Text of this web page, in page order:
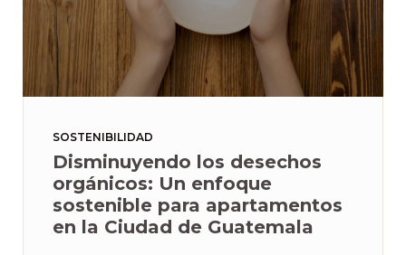
SOSTENIBILIDAD
Disminuyendo los desechos
orgánicos: Un enfoque
sostenible para apartamentos
en la Ciudad de Guatemala